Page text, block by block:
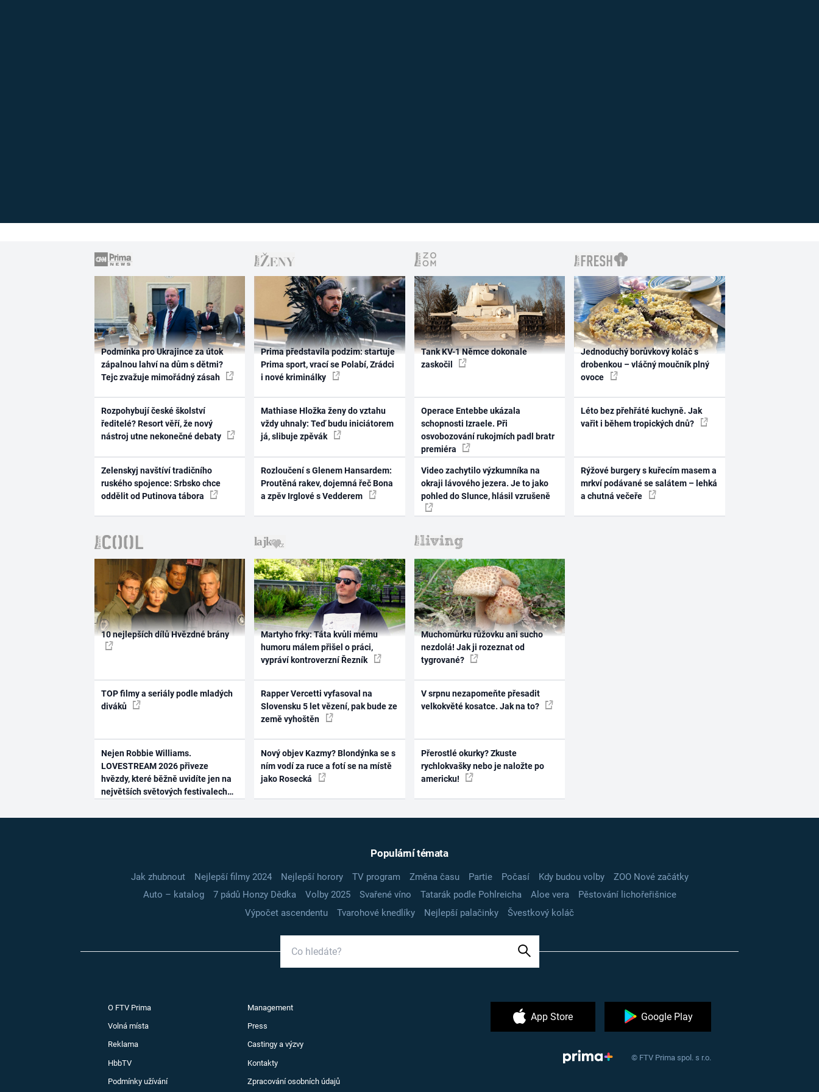
Podmínka pro Ukrajince za útok
zápalnou lahví na dům s dětmi?
Tejc zvažuje mimořádný zásah
Rozpohybují české školství
ředitelé? Resort věří, že nový
nástroj utne nekonečné debaty
Zelenskyj navštíví tradičního
ruského spojence: Srbsko chce
oddělit od Putinova tábora
Prima představila podzim: startuje
Prima sport, vrací se Polabí, Zrádci
i nové kriminálky
Mathiase Hložka ženy do vztahu
vždy uhnaly: Teď budu iniciátorem
já, slibuje zpěvák
Rozloučení s Glenem Hansardem:
Proutěná rakev, dojemná řeč Bona
a zpěv Irglové s Vedderem
Tank KV-1 Němce dokonale
zaskočil
Operace Entebbe ukázala
schopnosti Izraele. Při
osvobozování rukojmích padl bratr
premiéra
Video zachytilo výzkumníka na
okraji lávového jezera. Je to jako
pohled do Slunce, hlásil vzrušeně
Jednoduchý borůvkový koláč s
drobenkou – vláčný moučník plný
ovoce
Léto bez přehřáté kuchyně. Jak
vařit i během tropických dnů?
Rýžové burgery s kuřecím masem a
mrkví podávané se salátem – lehká
a chutná večeře
10 nejlepších dílů Hvězdné brány
TOP filmy a seriály podle mladých
diváků
Nejen Robbie Williams.
LOVESTREAM 2026 přiveze
hvězdy, které běžně uvidíte jen na
největších světových festivalech
Martyho frky: Táta kvůli mému
humoru málem přišel o práci,
vypráví kontroverzní Řezník
Rapper Vercetti vyfasoval na
Slovensku 5 let vězení, pak bude ze
země vyhoštěn
Nový objev Kazmy? Blondýnka se s
ním vodí za ruce a fotí se na místě
jako Rosecká
Muchomůrku růžovku ani sucho
nezdolá! Jak ji rozeznat od
tygrované?
V srpnu nezapomeňte přesadit
velkokvěté kosatce. Jak na to?
Přerostlé okurky? Zkuste
rychlokvašky nebo je naložte po
americku!
Populární témata
Jak zhubnout Nejlepší filmy 2024 Nejlepší horory TV program Změna času Partie Počasí Kdy budou volby
ZOO Nové začátky
Auto – katalog
7 pádů Honzy Dědka Volby 2025 Svařené víno Tatarák podle Pohlreicha Aloe vera
Pěstování lichořeřišnice
Výpočet ascendentu
Tvarohové knedlíky Nejlepší palačinky Švestkový koláč
O FTV Prima Management
Volná místa Press
Reklama Castingy a výzvy
HbbTV Kontakty
Podmínky užívání Zpracování osobních údajů
App Store Google Play
© FTV Prima spol. s r.o.